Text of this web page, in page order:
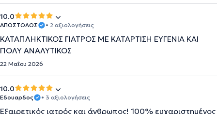
10.0
ΑΠΟΣΤΟΛΟΣ • 2 αξιολογήσεις
ΚΑΤΑΠΛΗΚΤΙΚΌΣ ΓΙΑΤΡΌΣ ΜΕ ΚΑΤΆΡΤΙΣΗ ΕΥΓΕΝΊΑ ΚΑΙ
ΠΟΛΎ ΑΝΑΛΥΤΙΚΟΣ
22 Μαΐου 2026
10.0
Εδουαρδος • 3 αξιολογήσεις
Εξαιρετικός ιατρός και άνθρωπος! 100% ευχαριστημένος